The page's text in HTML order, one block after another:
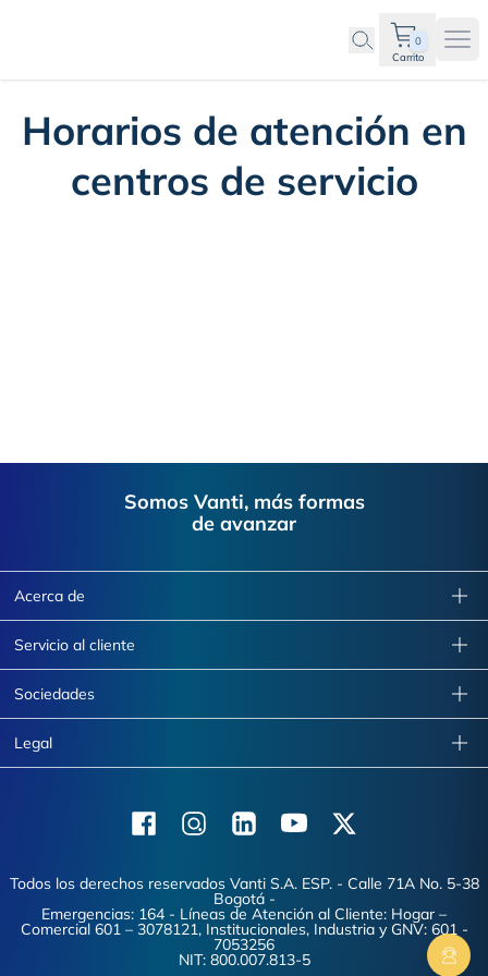
0
Carrito
Horarios de atención en
centros de servicio
Somos Vanti, más formas
de avanzar
Acerca de
Servicio al cliente
Sociedades
Legal
FacebookInstagramLinkedinYoutubeX (Twitter)
Todos los derechos reservados Vanti S.A. ESP. - Calle 71A No. 5-38
Bogotá -
Emergencias: 164 - Líneas de Atención al Cliente: Hogar –
Comercial 601 – 3078121, Institucionales, Industria y GNV: 601 -
7053256
NIT: 800.007.813-5